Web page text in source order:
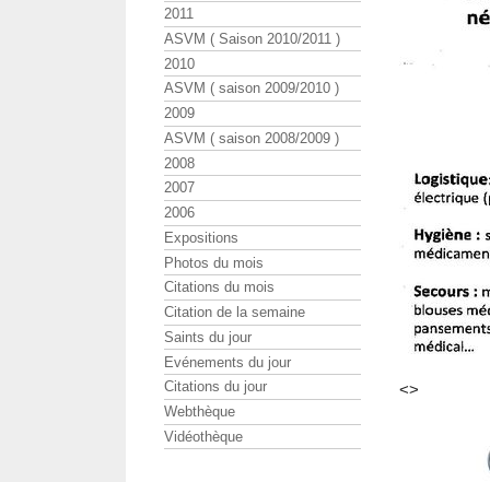
<>
2011
ASVM ( Saison 2010/2011 )
2010
ASVM ( saison 2009/2010 )
2009
ASVM ( saison 2008/2009 )
2008
2007
2006
Expositions
Photos du mois
Citations du mois
Citation de la semaine
Saints du jour
Evénements du jour
Citations du jour
Webthèque
Vidéothèque